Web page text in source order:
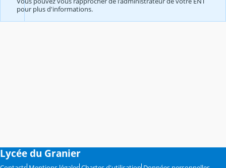
pour plus d'informations.
Lycée du Granier